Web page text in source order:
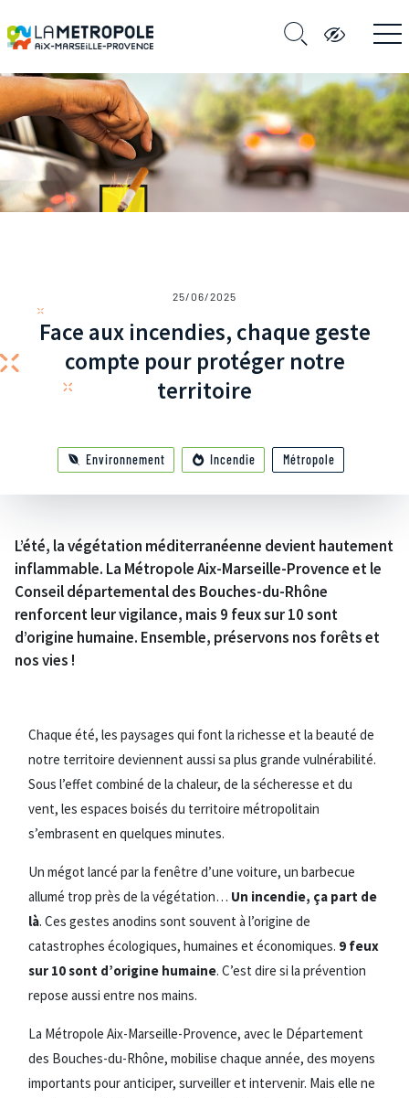
25/06/2025
Face aux incendies, chaque geste
compte pour protéger notre
territoire
Environnement Incendie Métropole
L’été, la végétation méditerranéenne devient hautement
inflammable. La Métropole Aix-Marseille-Provence et le
Conseil départemental des Bouches-du-Rhône
renforcent leur vigilance, mais 9 feux sur 10 sont
d’origine humaine. Ensemble, préservons nos forêts et
nos vies !
Chaque été, les paysages qui font la richesse et la beauté de
notre territoire deviennent aussi sa plus grande vulnérabilité.
Sous l’effet combiné de la chaleur, de la sécheresse et du
vent, les espaces boisés du territoire métropolitain
s’embrasent en quelques minutes.
Un mégot lancé par la fenêtre d’une voiture, un barbecue
allumé trop près de la végétation… Un incendie, ça part de
là. Ces gestes anodins sont souvent à l’origine de
catastrophes écologiques, humaines et économiques. 9 feux
sur 10 sont d’origine humaine. C’est dire si la prévention
repose aussi entre nos mains.
La Métropole Aix-Marseille-Provence, avec le Département
des Bouches-du-Rhône, mobilise chaque année, des moyens
importants pour anticiper, surveiller et intervenir. Mais elle ne